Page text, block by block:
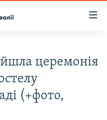
церемонія
(+фото,